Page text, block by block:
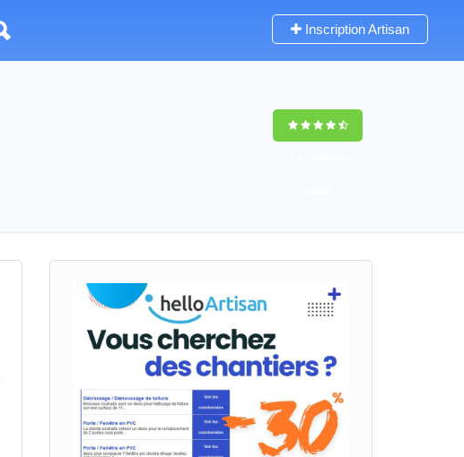
Inscription Artisan